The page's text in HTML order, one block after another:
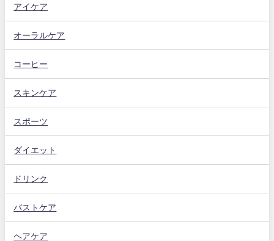
アイケア
オーラルケア
コーヒー
スキンケア
スポーツ
ダイエット
ドリンク
バストケア
ヘアケア